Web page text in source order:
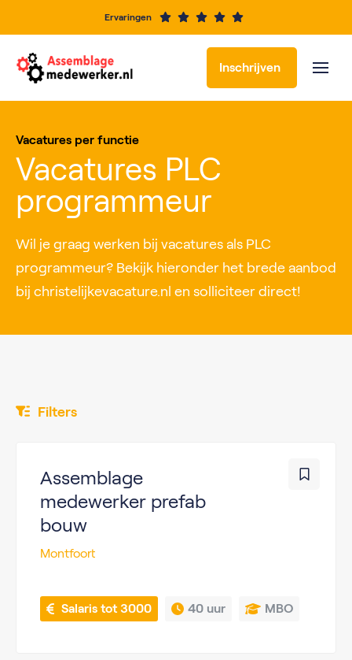
Ervaringen
Inschrijven
Vacatures per functie
Vacatures PLC
programmeur
Wil je graag werken bij vacatures als PLC
programmeur? Bekijk hieronder het brede aanbod
bij christelijkevacature.nl en solliciteer direct!
Filters
Assemblage
medewerker prefab
bouw
Montfoort
Salaris tot 3000 40 uur MBO